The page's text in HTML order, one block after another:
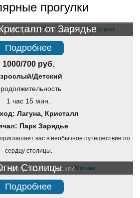
прогулки
прогулка по Москве
от Зарядье
Подробнее
1000/700 руб.
Детский
1 час 15 мин.
Лагуна, Кристалл
Парк Зарядье
вас в необычное путешествие по
сердцу столицы.
прогулка по Москве
Столицы
Подробнее